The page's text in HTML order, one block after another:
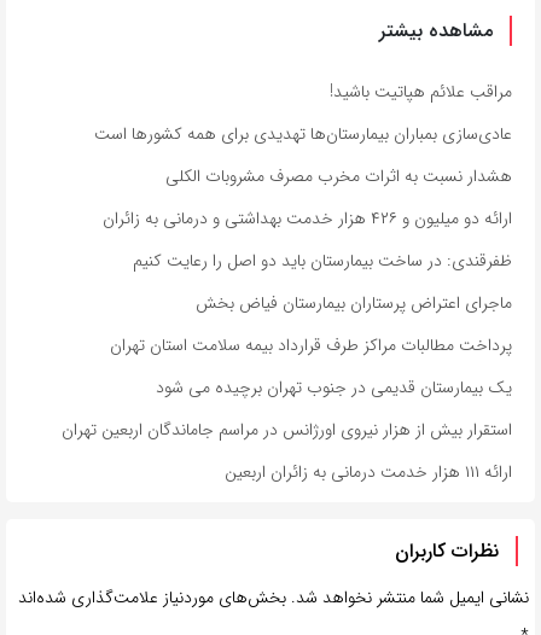
مشاهده بیشتر
مراقب علائم هپاتیت باشید!
عادی‌سازی بمباران بیمارستان‌ها تهدیدی برای همه کشورها است
هشدار نسبت به اثرات مخرب مصرف مشروبات الکلی
ارائه دو میلیون و ۴۲۶ هزار خدمت بهداشتی و درمانی به زائران
ظفرقندی: در ساخت بیمارستان باید دو اصل را رعایت کنیم
ماجرای اعتراض پرستاران بیمارستان فیاض بخش
پرداخت مطالبات مراکز طرف قرارداد بیمه سلامت استان تهران
یک بیمارستان قدیمی در جنوب تهران برچیده می شود
استقرار بیش از هزار نیروی اورژانس در مراسم جاماندگان اربعین تهران
ارائه ۱۱۱ هزار خدمت درمانی به زائران اربعین
نظرات کاربران
نشانی ایمیل شما منتشر نخواهد شد. بخش‌های موردنیاز علامت‌گذاری شده‌اند